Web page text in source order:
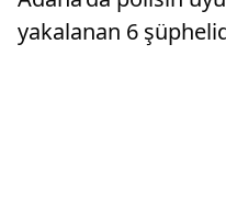
yakalanan 6